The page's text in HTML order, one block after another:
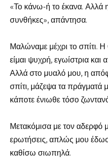
«Το κάνω-ή το έκανα. Αλλά η
συνθήκες», απάντησα.
Μαλώναμε μέχρι το σπίτι. Η
είμαι ψυχρή, εγωίστρια
Αλλά στο μυαλό μου, η
σπίτι, μάζεψα τα πράγματά
κάποτε ένιωθε τόσο
Μετακόμισα με τον αδερφό
ερωτήσεις, απλώς μου
καθίσω σιωπηλά.